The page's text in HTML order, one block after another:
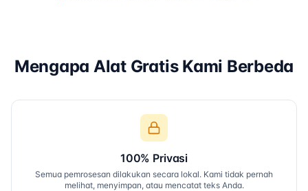
Mengapa Alat Gratis Kami Berbeda
100% Privasi
Semua pemrosesan dilakukan secara lokal. Kami tidak pernah
melihat, menyimpan, atau mencatat teks Anda.